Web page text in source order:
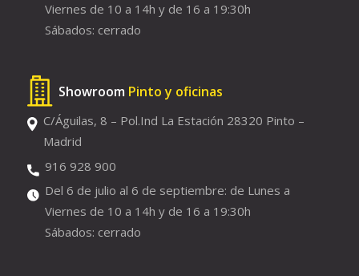
Viernes de 10 a 14h y de 16 a 19:30h
Sábados: cerrado
Showroom Pinto y oficinas
C/Águilas, 8 – Pol.Ind La Estación 28320 Pinto –
Madrid
916 928 900
Del 6 de julio al 6 de septiembre: de Lunes a
Viernes de 10 a 14h y de 16 a 19:30h
Sábados: cerrado